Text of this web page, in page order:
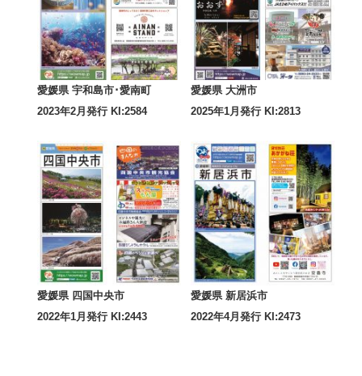
愛媛県 宇和島市･愛南町
2023年2月発行 KI:2584
愛媛県 大洲市
2025年1月発行 KI:2813
愛媛県 四国中央市
2022年1月発行 KI:2443
愛媛県 新居浜市
2022年4月発行 KI:2473